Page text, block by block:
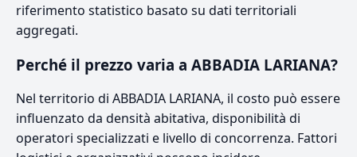
riferimento statistico basato su dati territoriali
aggregati.
Perché il prezzo varia a ABBADIA LARIANA?
Nel territorio di ABBADIA LARIANA, il costo può essere
influenzato da densità abitativa, disponibilità di
operatori specializzati e livello di concorrenza. Fattori